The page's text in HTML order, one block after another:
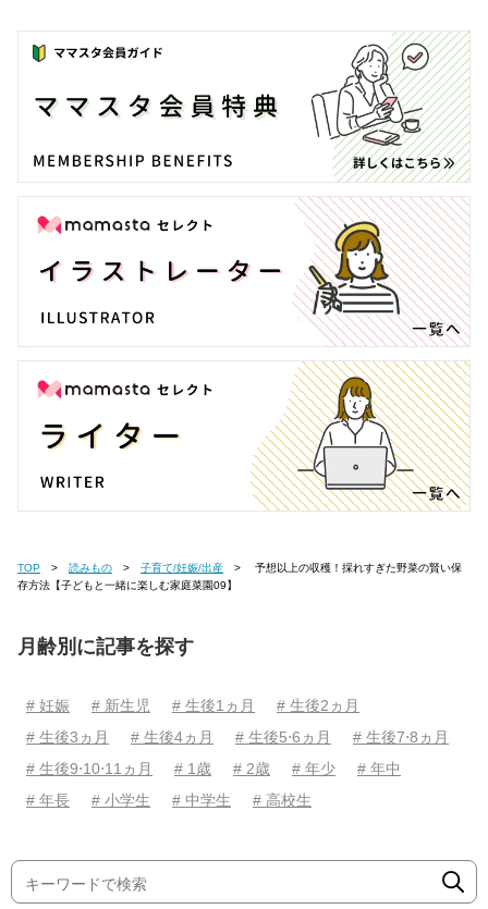
TOP 読みもの 子育て/妊娠/出産
存方法【子どもと一緒に楽しむ家庭菜園09】
月齢別に記事を探す
# 妊娠 # 新生児 # 生後1ヵ月
# 生後2ヵ月
# 生後3ヵ月
# 生後4ヵ月 # 生後5⋅6ヵ月
# 生後7⋅8ヵ月
# 生後9⋅10⋅11ヵ月
# 1歳 # 2歳 # 年少
# 年中
# 年長
# 小学生 # 中学生 # 高校生